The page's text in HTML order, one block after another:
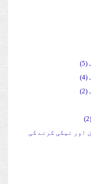
اور نیکی کرنے کی